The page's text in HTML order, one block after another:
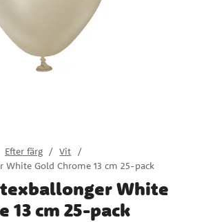
Efter färg
Vit
White Gold Chrome 13 cm 25-pack
White
13 cm 25-pack